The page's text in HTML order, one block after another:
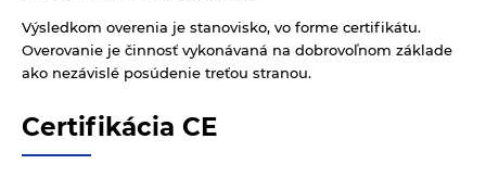
Výsledkom overenia je stanovisko, vo forme certifikátu.
Overovanie je činnosť vykonávaná na dobrovoľnom základe
ako nezávislé posúdenie treťou stranou.
Certifikácia CE